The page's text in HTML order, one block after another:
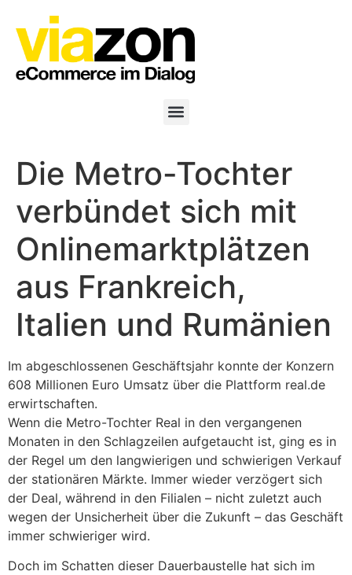
Die Metro-Tochter
verbündet sich mit
Onlinemarktplätzen
aus Frankreich,
Italien und Rumänien
Im abgeschlossenen Geschäftsjahr konnte der Konzern
608 Millionen Euro Umsatz über die Plattform real.de
erwirtschaften.
Wenn die Metro-Tochter Real in den vergangenen
Monaten in den Schlagzeilen aufgetaucht ist, ging es in
der Regel um den langwierigen und schwierigen Verkauf
der stationären Märkte. Immer wieder verzögert sich
der Deal, während in den Filialen – nicht zuletzt auch
wegen der Unsicherheit über die Zukunft – das Geschäft
immer schwieriger wird.
Doch im Schatten dieser Dauerbaustelle hat sich im